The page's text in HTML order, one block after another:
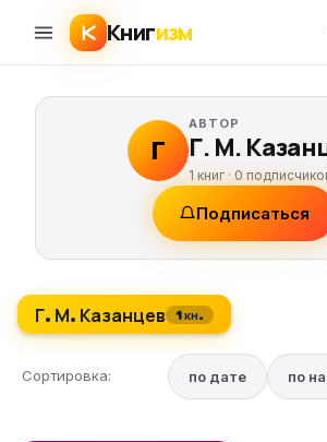
Книгизм
Г
АВТОР
Г. М.
1 книг ·0
Подписаться
Г. М. Казанцев 1 кн.
Сортировка: по дате по